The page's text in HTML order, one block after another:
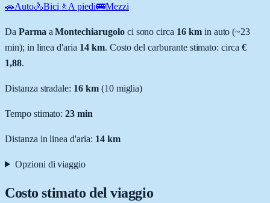
🚗Auto🚴Bici 🚶 A piedi🚌Mezzi
Da Parma aMontechiarugoloci sono circa 16kmin auto (~23
min); in linea d'aria 14km. Costo del carburante stimato: circa €
1,88.
Distanza stradale: 16 km (10miglia)
Tempo stimato:23 min
Distanza in linea d'aria: 14km
Opzioni di viaggio
Costo stimato del viaggio